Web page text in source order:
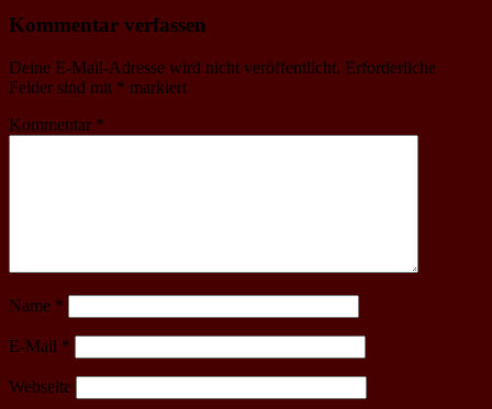
Kommentar verfassen
Deine E-Mail-Adresse wird nicht veröffentlicht. Erforderliche
Felder sind mit * markiert
Kommentar *
Name *
E-Mail *
Webseite